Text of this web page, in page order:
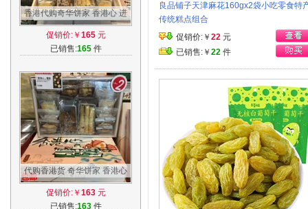
香港代购奇华饼家 香港心 进
口零食大礼包礼盒零食品饼干
糕点
促销价:￥ 165元
已销售:165件
代购香港货 奇华饼家 香港心
10款杂锦礼盒装 食品特产 蛋
卷 包邮
促销价:￥ 163元
已销售:163件
良品铺子天津麻花160gx2袋小吃零食特
传统糕点组合
促销价:￥ 22 元
已销售:￥ 22 件